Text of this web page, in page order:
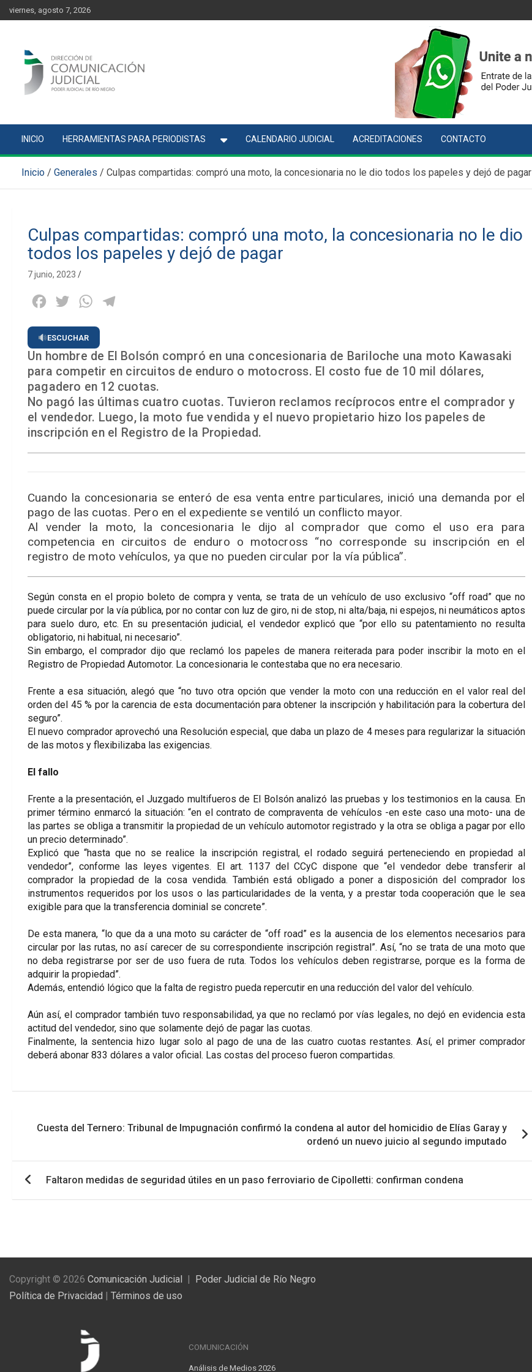
content
Skip
to
viernes, agosto 7, 2026
INICIO HERRAMIENTAS PARA PERIODISTAS CALENDARIO JUDICIAL ACREDITACIONES CONTACTO
Inicio Generales Culpas compartidas: compró una moto, la concesionaria no le dio todos los papeles y dejó de pagar
Culpas compartidas: compró una moto, la concesionaria no le dio
todos los papeles y dejó de pagar
7 junio, 2023
Facebook
Twitter WhatsApp
ESCUCHAR
Un hombre de El Bolsón compró en una concesionaria de Bariloche una moto Kawasaki
para competir en circuitos de enduro o motocross. El costo fue de 10 mil dólares,
pagadero en 12 cuotas.
No pagó las últimas cuatro cuotas. Tuvieron reclamos recíprocos entre el comprador y
el vendedor. Luego, la moto fue vendida y el nuevo propietario hizo los papeles de
inscripción en el Registro de la Propiedad.
Cuando la concesionaria se enteró de esa venta entre particulares, inició una demanda por el
pago de las cuotas. Pero en el expediente se ventiló un conflicto mayor.
Al vender la moto, la concesionaria le dijo al comprador que como el uso era para
competencia en circuitos de enduro o motocross “no corresponde su inscripción en el
registro de moto vehículos, ya que no pueden circular por la vía pública”.
Según consta en el propio boleto de compra y venta, se trata de un vehículo de uso exclusivo “off road” que no
puede circular por la vía pública, por no contar con luz de giro, ni de stop, ni alta/baja, ni espejos, ni neumáticos aptos
para suelo duro, etc. En su presentación judicial, el vendedor explicó que “por ello su patentamiento no resulta
obligatorio, ni habitual, ni necesario”.
Sin embargo, el comprador dijo que reclamó los papeles de manera reiterada para poder inscribir la moto en el
Registro de Propiedad Automotor. La concesionaria le contestaba que no era necesario.
Frente a esa situación, alegó que “no tuvo otra opción que vender la moto con una reducción en el valor real del
orden del 45 % por la carencia de esta documentación para obtener la inscripción y habilitación para la cobertura del
seguro”.
El nuevo comprador aprovechó una Resolución especial, que daba un plazo de 4 meses para regularizar la situación
de las motos y flexibilizaba las exigencias.
El fallo
Frente a la presentación, el Juzgado multifueros de El Bolsón analizó las pruebas y los testimonios en la causa. En
primer término enmarcó la situación: “en el contrato de compraventa de vehículos -en este caso una moto- una de
las partes se obliga a transmitir la propiedad de un vehículo automotor registrado y la otra se obliga a pagar por ello
un precio determinado”.
Explicó que “hasta que no se realice la inscripción registral, el rodado seguirá perteneciendo en propiedad al
vendedor”, conforme las leyes vigentes. El art. 1137 del CCyC dispone que “el vendedor debe transferir al
comprador la propiedad de la cosa vendida. También está obligado a poner a disposición del comprador los
instrumentos requeridos por los usos o las particularidades de la venta, y a prestar toda cooperación que le sea
exigible para que la transferencia dominial se concrete”.
De esta manera, “lo que da a una moto su carácter de “off road” es la ausencia de los elementos necesarios para
circular por las rutas, no así carecer de su correspondiente inscripción registral”. Así, “no se trata de una moto que
no deba registrarse por ser de uso fuera de ruta. Todos los vehículos deben registrarse, porque es la forma de
adquirir la propiedad”.
Además, entendió lógico que la falta de registro pueda repercutir en una reducción del valor del vehículo.
Aún así, el comprador también tuvo responsabilidad, ya que no reclamó por vías legales, no dejó en evidencia esta
actitud del vendedor, sino que solamente dejó de pagar las cuotas.
Finalmente, la sentencia hizo lugar solo al pago de una de las cuatro cuotas restantes. Así, el primer comprador
deberá abonar 833 dólares a valor oficial. Las costas del proceso fueron compartidas.
Navegación
entradas
Cuesta del Ternero: Tribunal de Impugnación confirmó la condena al autor del homicidio de Elías Garay y
ordenó un nuevo juicio al segundo imputado
Faltaron medidas de seguridad útiles en un paso ferroviario de Cipolletti: confirman condena
Copyright © 2026 Comunicación Judicial
Poder Judicial de Río Negro
Política de Privacidad
Términos de uso
COMUNICACIÓN
Análisis de Medios 2026